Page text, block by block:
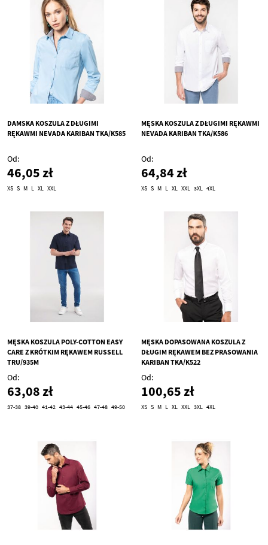
DAMSKA KOSZULA Z DŁUGIMI
RĘKAWMI NEVADA KARIBAN TKA/K585
Od
46,05 zł
XS S M L XL XXL
MĘSKA KOSZULA Z DŁUGIMI RĘKAWMI
NEVADA KARIBAN TKA/K586
Od
64,84 zł
XS S M L XL XXL 3XL 4XL
MĘSKA KOSZULA POLY-COTTON EASY
CARE Z KRÓTKIM RĘKAWEM RUSSELL
TRU/935M
Od
63,08 zł
37-38 39-40 41-42 43-44 45-46 47-48 49-50
MĘSKA DOPASOWANA KOSZULA Z
DŁUGIM RĘKAWEM BEZ PRASOWANIA
KARIBAN TKA/K522
Od
100,65 zł
XS S M L XL XXL 3XL 4XL